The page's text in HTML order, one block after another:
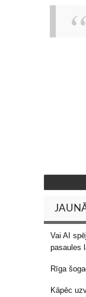
Vai AI
pasaules
Rīga
Kāpēc